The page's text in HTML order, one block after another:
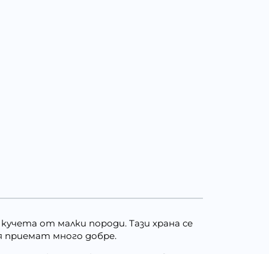
от малки породи. Тази храна се
приемат много добре.